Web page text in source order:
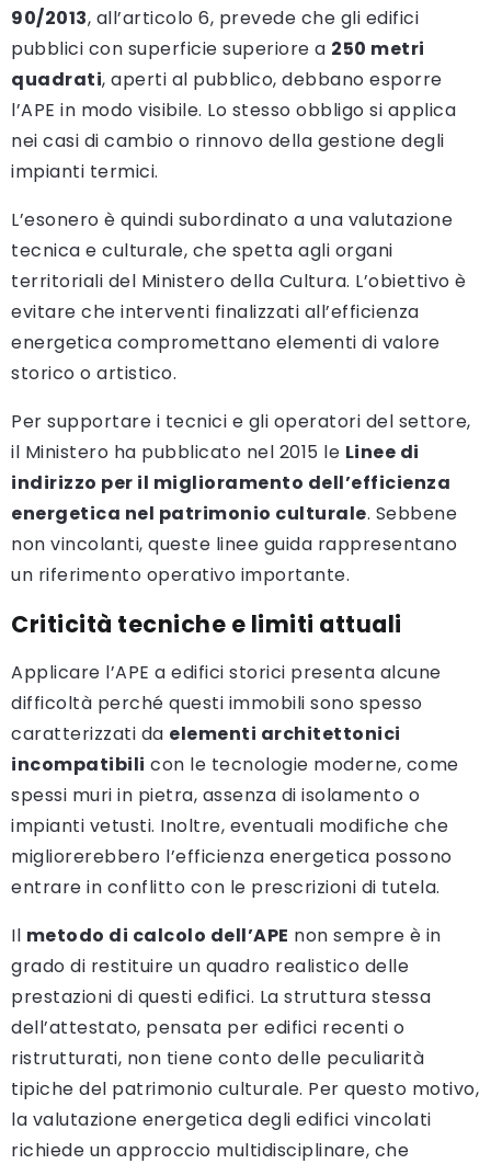
90/2013, all’articolo 6, prevede che gli edifici
pubblici con superficie superiore a 250 metri
quadrati, aperti al pubblico, debbano esporre
l’APE in modo visibile. Lo stesso obbligo si applica
nei casi di cambio o rinnovo della gestione degli
impianti termici.
L’esonero è quindi subordinato a una valutazione
tecnica e culturale, che spetta agli organi
territoriali del Ministero della Cultura. L’obiettivo è
evitare che interventi finalizzati all’efficienza
energetica compromettano elementi di valore
storico o artistico.
Per supportare i tecnici e gli operatori del settore,
il Ministero ha pubblicato nel 2015 le Linee di
indirizzo per il miglioramento dell’efficienza
energetica nel patrimonio culturale. Sebbene
non vincolanti, queste linee guida rappresentano
un riferimento operativo importante.
Criticità tecniche e limiti attuali
Applicare l’APE a edifici storici presenta alcune
difficoltà perché questi immobili sono spesso
caratterizzati da elementi architettonici
incompatibili con le tecnologie moderne, come
spessi muri in pietra, assenza di isolamento o
impianti vetusti. Inoltre, eventuali modifiche che
migliorerebbero l’efficienza energetica possono
entrare in conflitto con le prescrizioni di tutela.
Il metodo di calcolo dell’APE non sempre è in
grado di restituire un quadro realistico delle
prestazioni di questi edifici. La struttura stessa
dell’attestato, pensata per edifici recenti o
ristrutturati, non tiene conto delle peculiarità
tipiche del patrimonio culturale. Per questo motivo,
la valutazione energetica degli edifici vincolati
richiede un approccio multidisciplinare, che